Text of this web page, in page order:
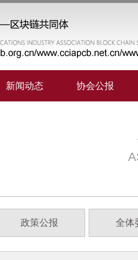
新闻动态 协会公报
政策公报 全体